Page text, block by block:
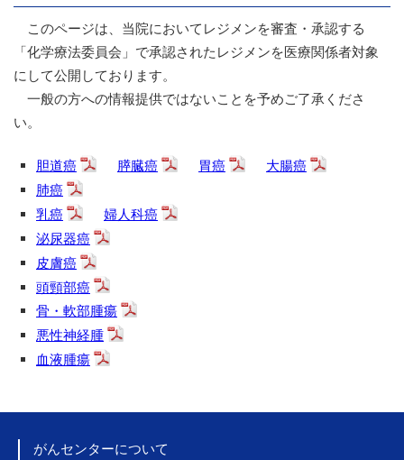
このページは、当院においてレジメンを審査・承認する
「化学療法委員会」で承認されたレジメンを医療関係者対象
にして公開しております。
一般の方への情報提供ではないことを予めご了承くださ
い。
胆道癌 膵臓癌 胃癌
大腸癌
肺癌
乳癌
婦人科癌
泌尿器癌
皮膚癌
頭頸部癌
骨・軟部腫瘍
悪性神経腫
血液腫瘍
がんセンターについて